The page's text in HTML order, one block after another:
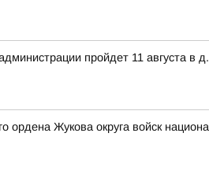
пройдет 11 августа в
ордена Жукова округа войск